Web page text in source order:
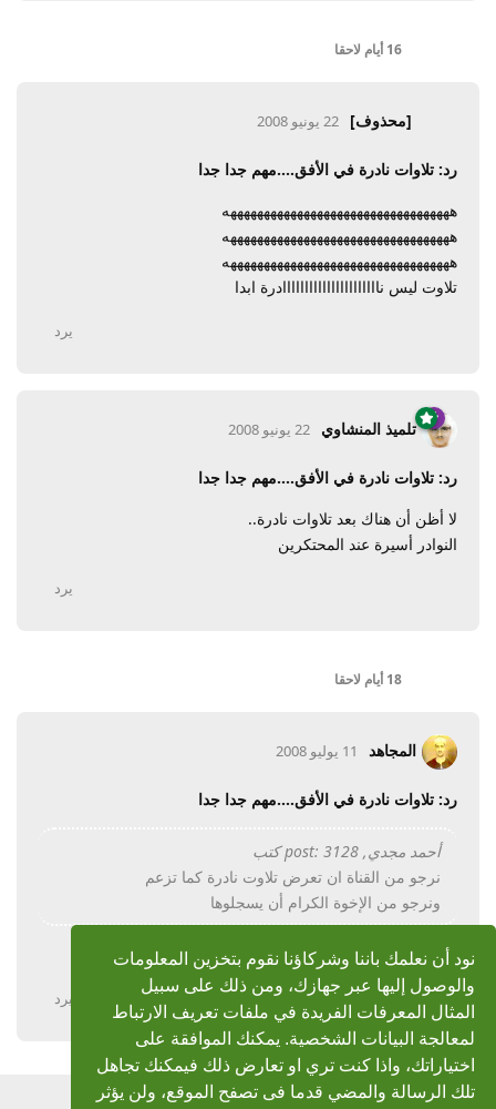
نود أن نعلمك باننا وشركاؤنا نقوم بتخزين المعلومات
والوصول إليها عبر جهازك، ومن ذلك على سبيل
المثال المعرفات الفريدة في ملفات تعريف الارتباط
لمعالجة البيانات الشخصية. يمكنك الموافقة على
اختياراتك، واذا كنت تري او تعارض ذلك فيمكنك تجاهل
تلك الرسالة والمضي قدما فى تصفح الموقع، ولن يؤثر
16 أيام لاحقا
[محذوف] 22 يونيو 2008
رد: تلاوات نادرة في الأفق....مهم جدا جدا
ههههههههههههههههههههههههههههههههههه
ههههههههههههههههههههههههههههههههههه
ههههههههههههههههههههههههههههههههههه
تلاوت ليس ناااااااااااااااااااااادرة ابدا
يرد
تلميذ المنشاوي 22 يونيو 2008
رد: تلاوات نادرة في الأفق....مهم جدا جدا
لا أظن أن هناك بعد تلاوات نادرة..
النوادر أسيرة عند المحتكرين
يرد
18 أيام لاحقا
المجاهد 11 يوليو 2008
رد: تلاوات نادرة في الأفق....مهم جدا جدا
أحمد مجدي, post: 3128 كتب
نرجو من القناة ان تعرض تلاوت نادرة كما تزعم
ونرجو من الإخوة الكرام أن يسجلوها
ونحن أيضا نريد ذلك
يرد